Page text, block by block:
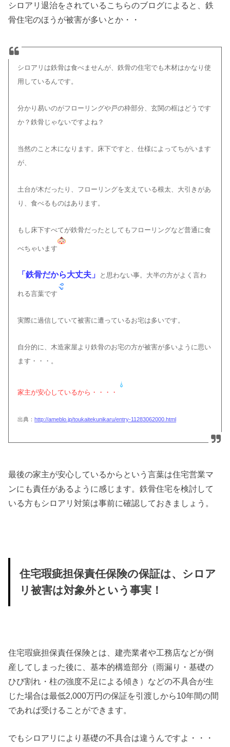
シロアリ退治をされているこちらのブログによると、鉄
骨住宅のほうが被害が多いとか・・
シロアリは鉄骨は食べませんが、鉄骨の住宅でも木材はかなり使
用しているんです。
分かり易いのがフローリングや戸の枠部分、玄関の框はどうです
か？鉄骨じゃないですよね？
当然のこと木になります。 床下ですと、仕様によってちがいます
が、
土台が木だったり、フローリングを支えている根太、大引きがあ
り、食べるものはあります。
もし床下すべてが鉄骨だったとしても フローリングなど普通に食
べちゃいます
「鉄骨だから大丈夫」 と思わない事。 大半の方がよく言わ
れる言葉です
実際に過信していて被害に遭っているお宅は多いです。
自分的に、木造家屋より鉄骨のお宅の方が被害が多いように思い
ます・・・。
家主が安心しているから・・・・
出典：http://ameblo.jp/toukaitekunikaru/entry-11283062000.html
最後の家主が安心しているからという言葉は住宅営業マ
ンにも責任があるように感じます。鉄骨住宅を検討して
いる方もシロアリ対策は事前に確認しておきましょう。
住宅瑕疵担保責任保険の保証は、シロア
リ被害は対象外という事実！
住宅瑕疵担保責任保険とは、建売業者や工務店などが倒
産してしまった後に、基本的構造部分（雨漏り・基礎の
ひび割れ・柱の強度不足による傾き）などの不具合が生
じた場合は最低2,000万円の保証を引渡しから10年間の間
であれば受けることができます。
でもシロアリにより基礎の不具合は違うんですよ・・・